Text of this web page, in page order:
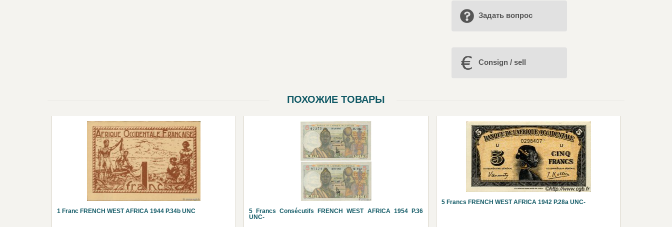
Задать вопрос
Consign / sell
ПОХОЖИЕ ТОВАРЫ
1 Franc FRENCH WEST AFRICA 1944 P.34b UNC
5 Francs Consécutifs FRENCH WEST AFRICA 1954 P.36
UNC-
5 Francs FRENCH WEST AFRICA 1942 P.28a UNC-